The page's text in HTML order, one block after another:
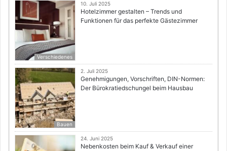
Verschiedenes
10. Juli 2025
Hotelzimmer gestalten – Trends und
Funktionen für das perfekte Gästezimmer
Bauen
2. Juli 2025
Genehmigungen, Vorschriften, DIN-Normen:
Der Bürokratiedschungel beim Hausbau
24. Juni 2025
Nebenkosten beim Kauf & Verkauf einer